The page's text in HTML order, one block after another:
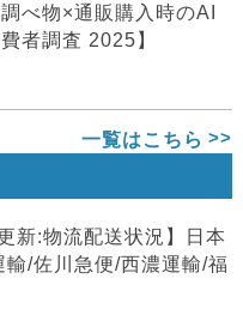
べ物×通販購入時のAI
者調査 2025】
一覧はこちら
新:物流配送状況】日本
輸/佐川急便/西濃運輸/福